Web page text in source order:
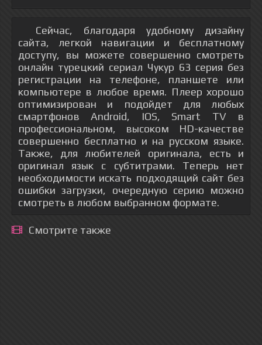
Сейчас, благодаря удобному дизайну
сайта, легкой навигации и бесплатному
доступу, вы можете совершенно смотреть
онлайн турецкий сериал Чукур 63 серия без
регистрации на телефоне, планшете или
компьютере в любое время. Плеер хорошо
оптимизирован и подойдет для любых
смартфонов Android, IOS, Smart TV в
профессиональном, высоком HD-качестве
совершенно бесплатно и на русском языке.
Также, для любителей оригинала, есть и
оригинал язык с субтитрами. Теперь нет
необходимости искать подходящий сайт без
ошибки загрузки, очередную серию можно
смотреть в любом выбранном формате.
Смотрите также